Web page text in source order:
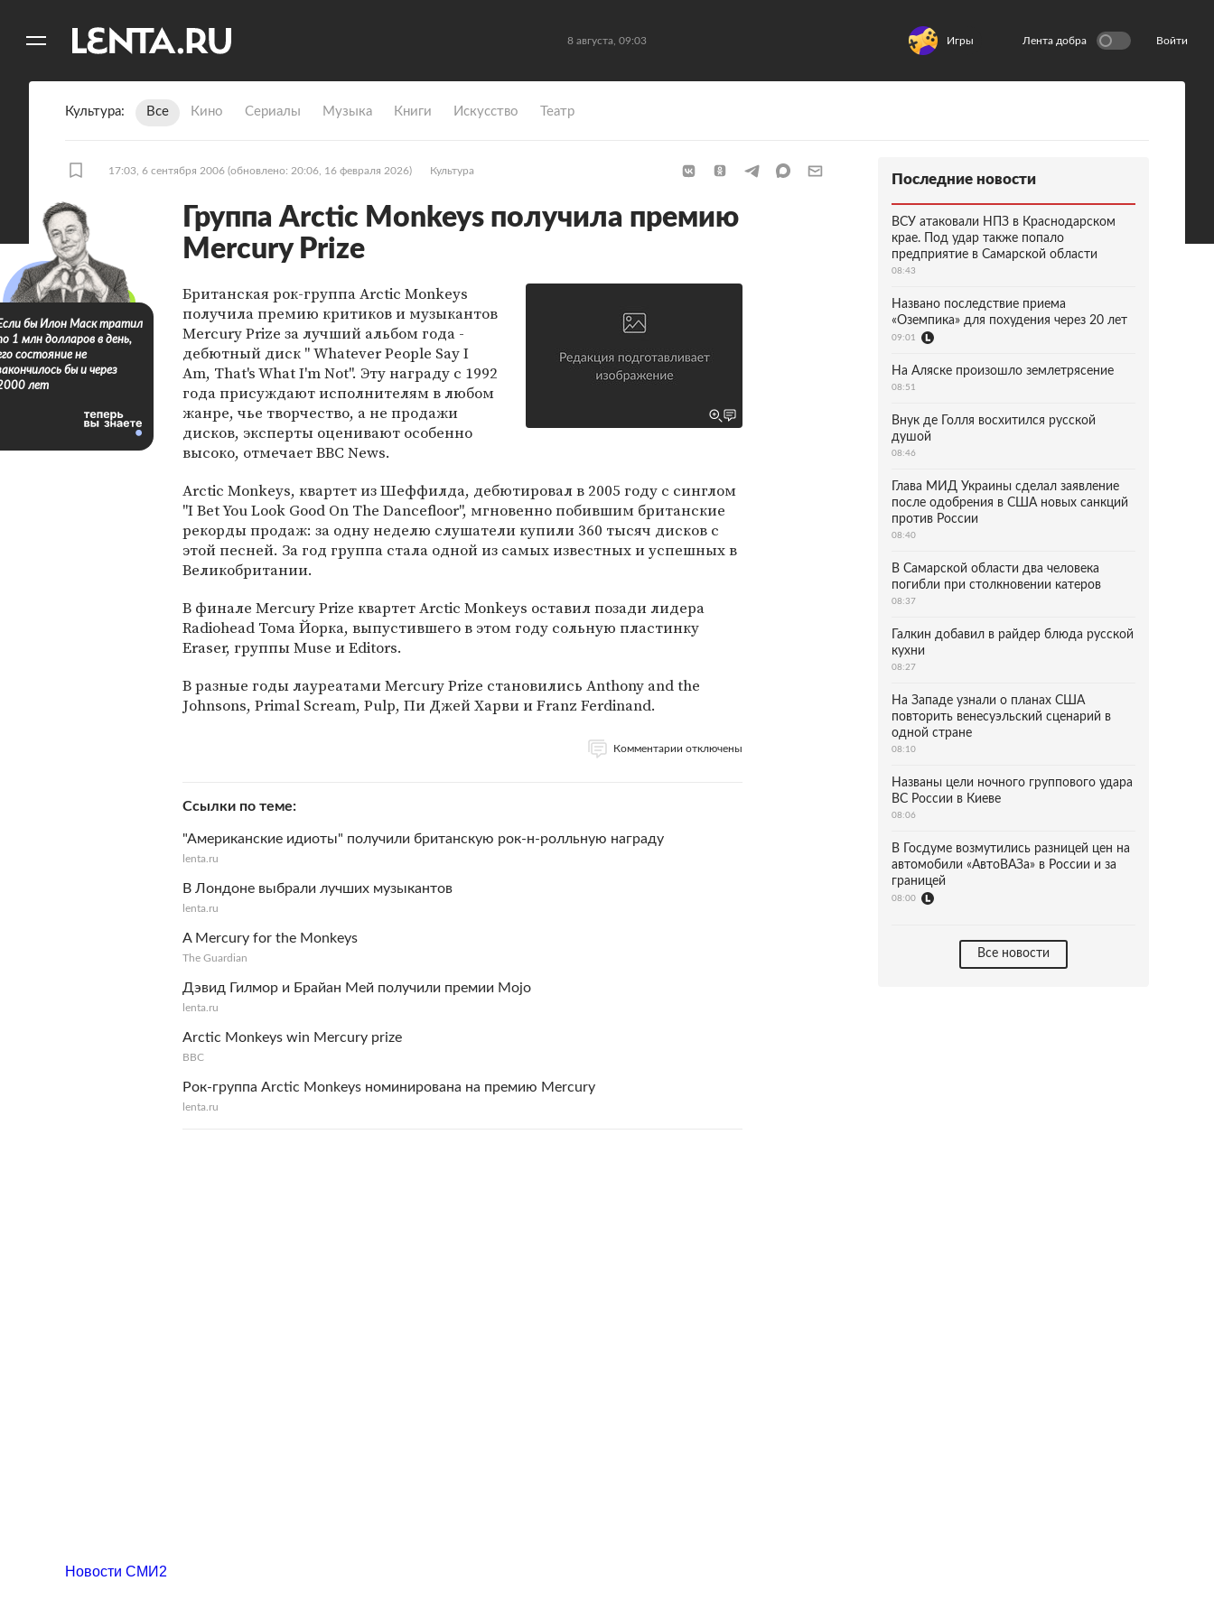
8 августа, 09:03 Игры Лента добра Войти
Культура Все Кино Сериалы Музыка Книги Искусство Театр
17:03, 6 сентября 2006 (обновлено: 20:06, 16 февраля 2026) Культура
Группа Arctic Monkeys получила премию
Mercury Prize
Британская рок-группа Arctic Monkeys
получила премию критиков и музыкантов
Mercury Prize за лучший альбом года -
дебютный диск " Whatever People Say I
Am, That's What I'm Not". Эту награду с 1992
года присуждают исполнителям в любом
жанре, чье творчество, а не продажи
дисков, эксперты оценивают особенно
высоко, отмечает BBC News.
Arctic Monkeys, квартет из Шеффилда, дебютировал в 2005 году с синглом
"I Bet You Look Good On The Dancefloor", мгновенно побившим британские
рекорды продаж: за одну неделю слушатели купили 360 тысяч дисков с
этой песней. За год группа стала одной из самых известных и успешных в
Великобритании.
В финале Mercury Prize квартет Arctic Monkeys оставил позади лидера
Radiohead Тома Йорка, выпустившего в этом году сольную пластинку
Eraser, группы Muse и Editors.
В разные годы лауреатами Mercury Prize становились Anthony and the
Johnsons, Primal Scream, Pulp, Пи Джей Харви и Franz Ferdinand.
Комментарии отключены
Ссылки по теме
"Американские идиоты" получили британскую рок-н-ролльную награду
lenta.ru
В Лондоне выбрали лучших музыкантов
lenta.ru
A Mercury for the Monkeys
The Guardian
Дэвид Гилмор и Брайан Мей получили премии Mojo
lenta.ru
Arctic Monkeys win Mercury prize
BBC
Рок-группа Arctic Monkeys номинирована на премию Mercury
lenta.ru
бы Илон Маск тратил
1 млн долларов в день,
состояние не
бы и через
лет
Последние новости
ВСУ атаковали НПЗ в Краснодарском
крае. Под удар также попало
предприятие в Самарской области
08:43
Названо последствие приема
«Оземпика» для похудения через 20 лет
09:01
На Аляске произошло землетрясение
08:51
Внук де Голля восхитился русской
душой
08:46
Глава МИД Украины сделал заявление
после одобрения в США новых санкций
против России
08:40
В Самарской области два человека
погибли при столкновении катеров
08:37
Галкин добавил в райдер блюда русской
кухни
08:27
На Западе узнали о планах США
повторить венесуэльский сценарий в
одной стране
08:10
Названы цели ночного группового удара
ВС России в Киеве
08:06
В Госдуме возмутились разницей цен на
автомобили «АвтоВАЗа» в России и за
границей
08:00
Все новости
Новости СМИ2